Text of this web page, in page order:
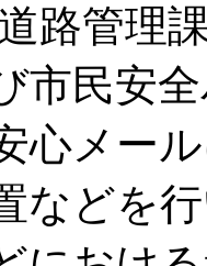
路管理
市民安
心メー
などを